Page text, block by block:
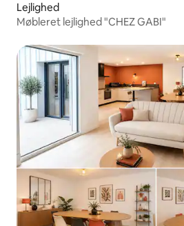
Lejlighed
Møbleret lejlighed "CHEZ GABI"